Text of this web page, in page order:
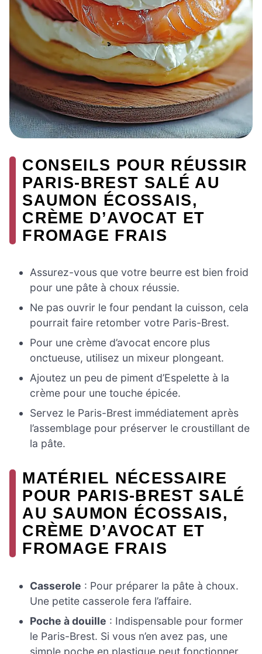
CONSEILS POUR RÉUSSIR
PARIS-BREST SALÉ AU
SAUMON ÉCOSSAIS,
CRÈME D’AVOCAT ET
FROMAGE FRAIS
Assurez-vous que votre beurre est bien froid
pour une pâte à choux réussie.
Ne pas ouvrir le four pendant la cuisson, cela
pourrait faire retomber votre Paris-Brest.
Pour une crème d’avocat encore plus
onctueuse, utilisez un mixeur plongeant.
Ajoutez un peu de piment d’Espelette à la
crème pour une touche épicée.
Servez le Paris-Brest immédiatement après
l’assemblage pour préserver le croustillant de
la pâte.
MATÉRIEL NÉCESSAIRE
POUR PARIS-BREST SALÉ
AU SAUMON ÉCOSSAIS,
CRÈME D’AVOCAT ET
FROMAGE FRAIS
Casserole : Pour préparer la pâte à choux.
Une petite casserole fera l’affaire.
Poche à douille : Indispensable pour former
le Paris-Brest. Si vous n’en avez pas, une
simple poche en plastique peut fonctionner.